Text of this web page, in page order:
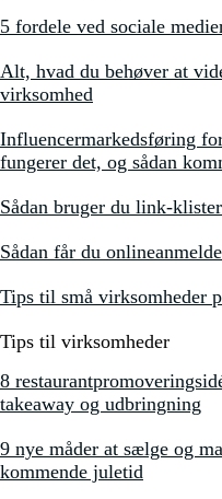
5 fordele ved sociale
Alt, hvad du behøver at
virksomhed
Influencermarkedsføring
fungerer det, og sådan
Sådan bruger du link-
Sådan får du
Tips til små virksomheder
Tips til virksomheder
8
takeaway og udbringning
9 nye måder at sælge og
kommende juletid